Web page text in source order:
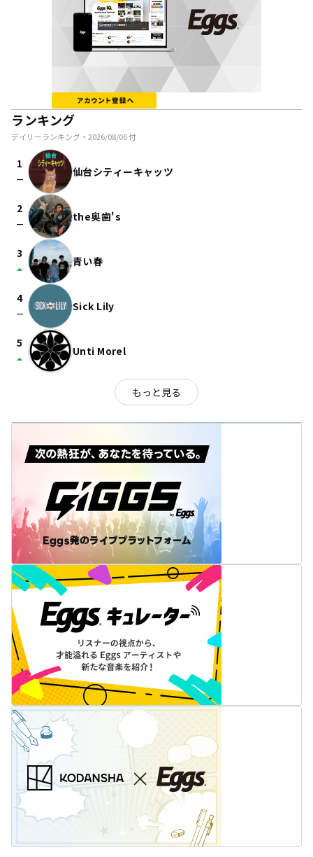
ランキング
デイリーランキング・ 2026/08/06付
1
check_indeterminate_small 仙台シティーキャッツ
2
check_indeterminate_small the奥歯's
3
arrow_drop_up 青い春
4
check_indeterminate_small Sick Lily
5
arrow_drop_up Unti Morel
もっと見る